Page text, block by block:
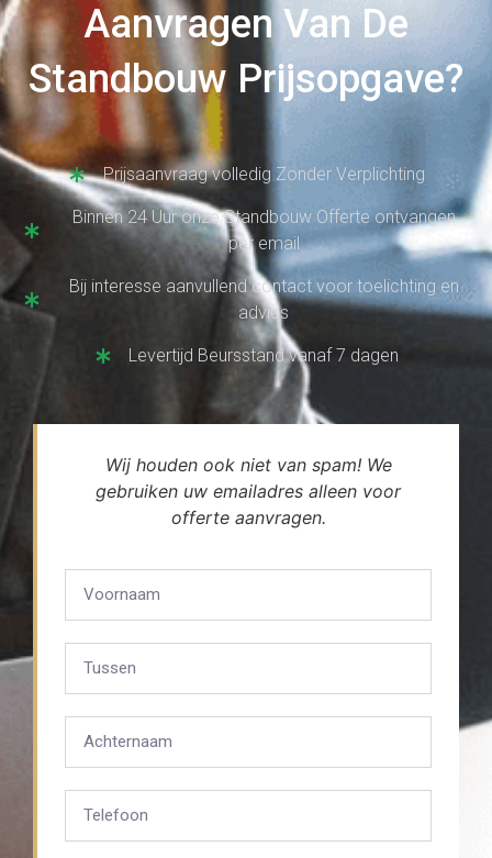
Aanvragen Van De
Standbouw Prijsopgave?
Prijsaanvraag volledig Zonder Verplichting
Binnen 24 Uur onze Standbouw Offerte ontvangen
per email
Bij interesse aanvullend contact voor toelichting en
advies
Levertijd Beursstand vanaf 7 dagen
Wij houden ook niet van spam! We
gebruiken uw emailadres alleen voor
offerte aanvragen.